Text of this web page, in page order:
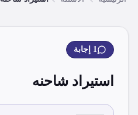
1 إجابة
استيراد شاحنه